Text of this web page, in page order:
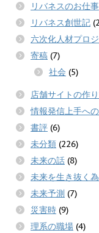
リバネスのお仕事
リバネス創世記
六次化人材プロ
寄稿 (7)
社会 (5)
店舗サイトの作
情報発信上手へ
書評 (6)
未分類 (226)
未来の話 (8)
未来を生き抜く
未来予測 (7)
災害時 (9)
理系の職場 (4)